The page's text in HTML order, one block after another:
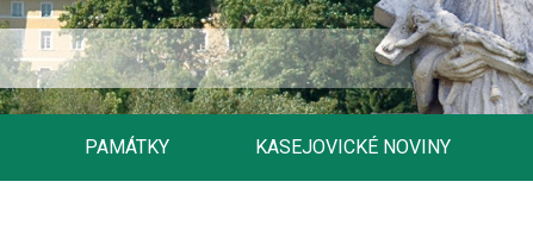
PAMÁTKY KASEJOVICKÉ NOVINY